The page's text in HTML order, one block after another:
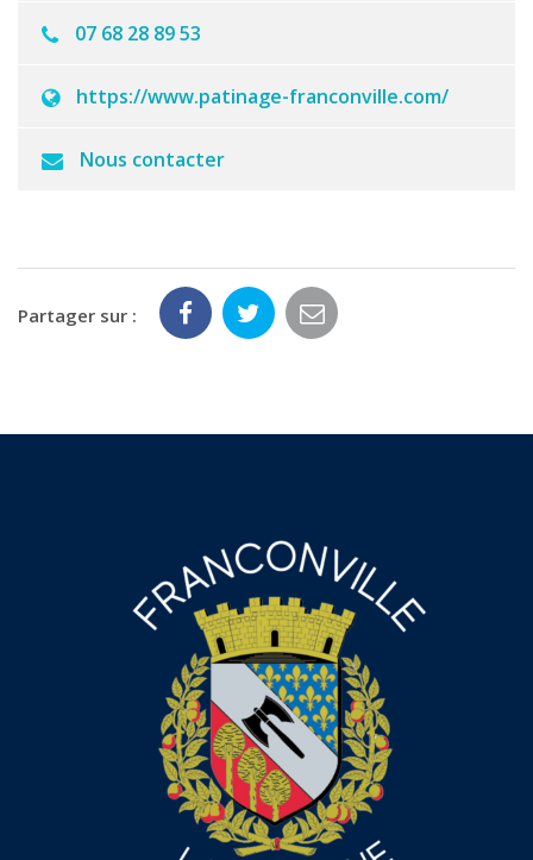
07 68 28 89 53
https://www.patinage-franconville.com/
Nous contacter
Partager sur :